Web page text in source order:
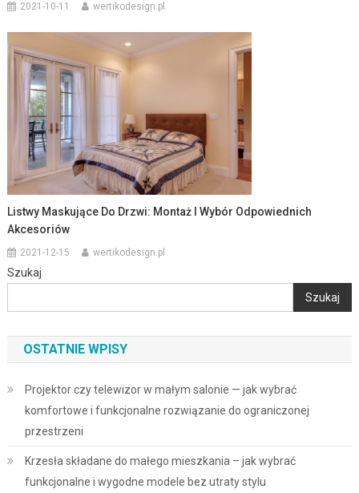
2021-10-11 wertikodesign.pl
Listwy Maskujące Do Drzwi: Montaż I Wybór Odpowiednich
Akcesoriów
2021-12-15 wertikodesign.pl
Szukaj
Szukaj
OSTATNIE WPISY
Projektor czy telewizor w małym salonie — jak wybrać
komfortowe i funkcjonalne rozwiązanie do ograniczonej
przestrzeni
Krzesła składane do małego mieszkania – jak wybrać
funkcjonalne i wygodne modele bez utraty stylu